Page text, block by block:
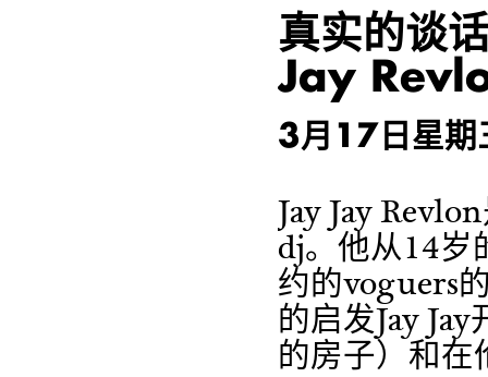
真实的谈
Jay
3月17日星期
Jay Jay
dj。他从14岁
约的voguers
的启发Jay
的房子）和在